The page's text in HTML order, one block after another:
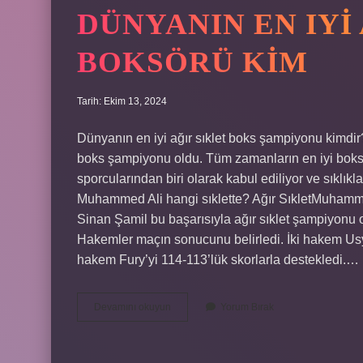
DÜNYANIN EN
BOKSÖRÜ KIM
Tarih: Ekim 13, 2024
Dünyanın en iyi ağır sıklet boks şampiyonu
boks şampiyonu oldu. Tüm zamanların en iyi
sporcularından biri olarak kabul ediliyor ve
Muhammed Ali hangi sıklette? Ağır
Sinan Şamil bu başarısıyla ağır sıklet
Hakemler maçın sonucunu belirledi. İki hakem
hakem Fury’yi 114-113’lük skorlarla destekledi.…